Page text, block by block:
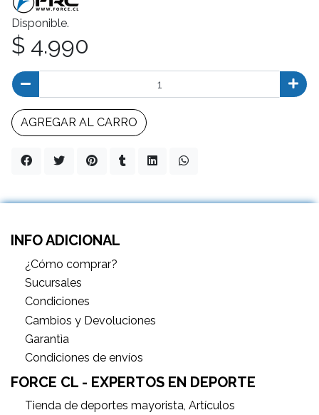
Disponible.
$ 4.990
AGREGAR AL CARRO
INFO ADICIONAL
¿Cómo comprar?
Sucursales
Condiciones
Cambios y Devoluciones
Garantìa
Condiciones de envíos
FORCE CL - EXPERTOS EN DEPORTE
Tienda de deportes mayorista, Artículos